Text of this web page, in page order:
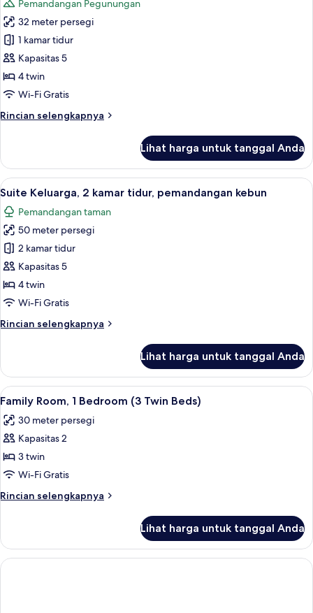
tidur
foto
untuk
Kamar
Quadruple
Panorama,
pemandangan
Pemandangan Pegunungan
32 meter persegi
1 kamar tidur
Kapasitas 5
4 twin
Wi-Fi Gratis
Rincian selengkapnya
Rincian
Kamar
Quadruple
Panorama,
pemandangan
gunung
Lihat harga untuk tanggal Anda
Lihat
semua
foto
untuk
Suite
Keluarga,
2
kamar
pemandangan
Suite Keluarga, 2 kamar tidur,
9
Suite Keluarga, 2 kamar tidur, pemandangan kebun
Pemandangan taman
50 meter persegi
2 kamar tidur
Kapasitas 5
4 twin
Wi-Fi Gratis
Rincian selengkapnya
Rincian
Suite
Keluarga,
2
tidur,
pemandangan
Lihat harga untuk tanggal Anda
Lihat
semua
foto
untuk
Family
Room,
1
Bedroom
Twin
Beds)
Seprai antialergi, minibar, brankas,
10
Family Room, 1 Bedroom (3 Twin Beds)
30 meter persegi
Kapasitas 2
3 twin
Wi-Fi Gratis
Rincian selengkapnya
Rincian
Family
Room,
1
Lihat harga untuk tanggal Anda